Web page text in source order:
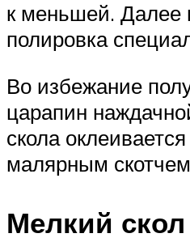
к меньшей. Далее
полировка
Во избежание
царапин
скола
малярным
Мелкий скол